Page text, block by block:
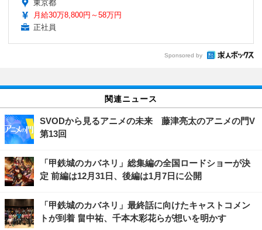
東京都
月給30万8,800円～58万円
正社員
Sponsored by
関連ニュース
SVODから見るアニメの未来 藤津亮太のアニメの門V
第13回
「甲鉄城のカバネリ」総集編の全国ロードショーが決
定 前編は12月31日、後編は1月7日に公開
「甲鉄城のカバネリ」最終話に向けたキャストコメン
トが到着 畠中祐、千本木彩花らが想いを明かす